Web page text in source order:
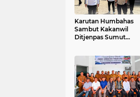
Karutan Humbahas
Sambut Kakanwil
Ditjenpas Sumut